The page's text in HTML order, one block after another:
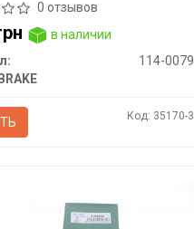
0 отзывов
в наличии
114-0079
Код: 35170-3